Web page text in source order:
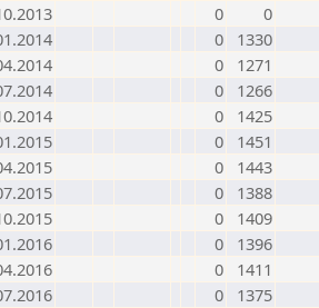
0
0
0
1330
0
1271
0
1266
0
1425
0
1451
0
1443
0
1388
0
1409
0
1396
0
1411
0
1375